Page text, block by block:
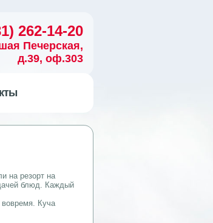
262-14-20
Печерская,
д.39, оф.303
на резорт на
блюд. Каждый
Куча